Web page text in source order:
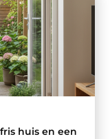
huis en een